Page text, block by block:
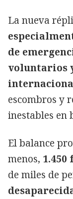
La nueva
de
voluntarios
escombros y
inestables en
El balance
menos, 1.450
de miles de